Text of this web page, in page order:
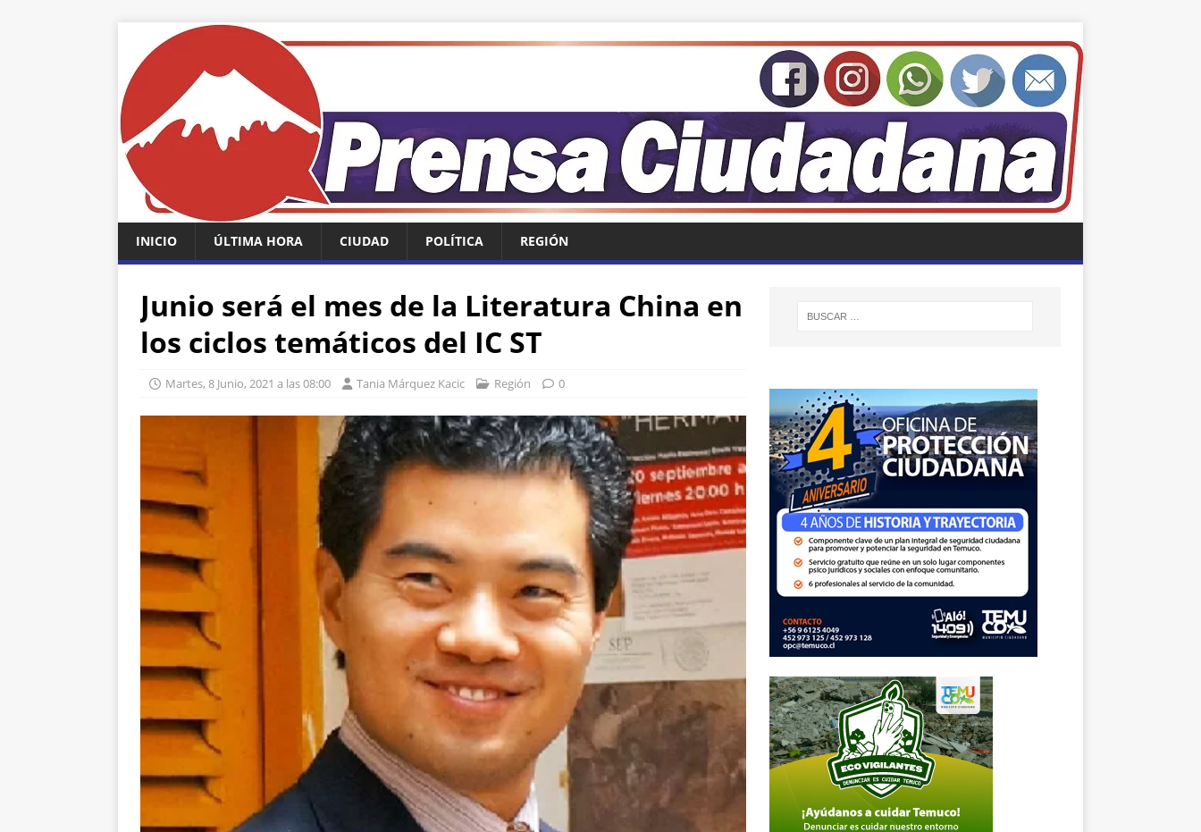
INICIO ÚLTIMA HORA CIUDAD POLÍTICA REGIÓN
Junio será el mes de la Literatura China en
los ciclos temáticos del IC ST
Martes, 8 Junio, 2021 a las 08:00 Tania Márquez Kacic Región 0